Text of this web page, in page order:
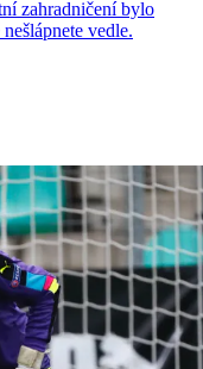
zahradničení bylo
vedle.